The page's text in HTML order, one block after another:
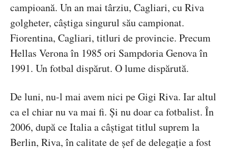
campioană. Un an mai târziu, Cagliari, cu Riva
golgheter, câștiga singurul său campionat.
Fiorentina, Cagliari, titluri de provincie. Precum
Hellas Verona în 1985 ori Sampdoria Genova în
1991. Un fotbal dispărut. O lume dispărută.
De luni, nu-l mai avem nici pe Gigi Riva. Iar altul
ca el chiar nu va mai fi. Și nu doar ca fotbalist. În
2006, după ce Italia a câștigat titlul suprem la
Berlin, Riva, în calitate de șef de delegație a fost